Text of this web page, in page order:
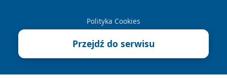
Polityka Cookies
Przejdź do serwisu